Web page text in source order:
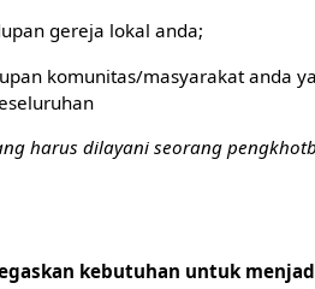
gereja lokal anda;
komunitas/masyarakat anda
harus dilayani seorang
kebutuhan untuk